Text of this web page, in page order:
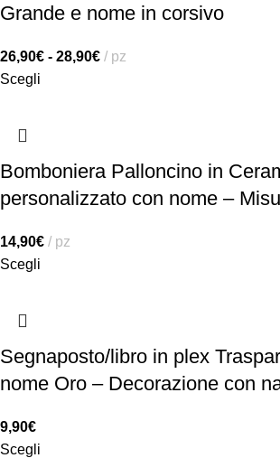
Grande e nome in corsivo
26,90€ - 28,90€
pz
Scegli
Bomboniera Palloncino in
personalizzato con nome –
14,90€
pz
Scegli
Segnaposto/libro in plex
nome Oro – Decorazione con
9,90€
Scegli